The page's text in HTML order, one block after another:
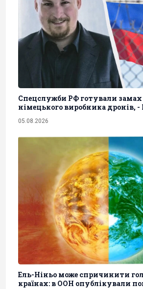
Спецслужби РФ готували замах
німецького виробника дронів, -
05.08.2026
Ель-Ніньо може спричинити
країнах: в ООН опублікували